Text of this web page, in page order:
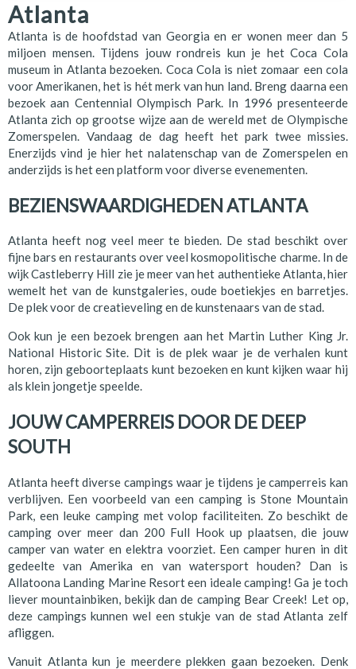
Atlanta
Atlanta is de hoofdstad van Georgia en er wonen meer dan 5
miljoen mensen. Tijdens jouw rondreis kun je het Coca Cola
museum in Atlanta bezoeken. Coca Cola is niet zomaar een cola
voor Amerikanen, het is hét merk van hun land. Breng daarna een
bezoek aan Centennial Olympisch Park. In 1996 presenteerde
Atlanta zich op grootse wijze aan de wereld met de Olympische
Zomerspelen. Vandaag de dag heeft het park twee missies.
Enerzijds vind je hier het nalatenschap van de Zomerspelen en
anderzijds is het een platform voor diverse evenementen.
BEZIENSWAARDIGHEDEN ATLANTA
Atlanta heeft nog veel meer te bieden. De stad beschikt over
fijne bars en restaurants over veel kosmopolitische charme. In de
wijk Castleberry Hill zie je meer van het authentieke Atlanta, hier
wemelt het van de kunstgaleries, oude boetiekjes en barretjes.
De plek voor de creatieveling en de kunstenaars van de stad.
Ook kun je een bezoek brengen aan het Martin Luther King Jr.
National Historic Site. Dit is de plek waar je de verhalen kunt
horen, zijn geboorteplaats kunt bezoeken en kunt kijken waar hij
als klein jongetje speelde.
JOUW CAMPERREIS DOOR DE DEEP
SOUTH
Atlanta heeft diverse campings waar je tijdens je camperreis kan
verblijven. Een voorbeeld van een camping is Stone Mountain
Park, een leuke camping met volop faciliteiten. Zo beschikt de
camping over meer dan 200 Full Hook up plaatsen, die jouw
camper van water en elektra voorziet. Een camper huren in dit
gedeelte van Amerika en van watersport houden? Dan is
Allatoona Landing Marine Resort een ideale camping! Ga je toch
liever mountainbiken, bekijk dan de camping Bear Creek! Let op,
deze campings kunnen wel een stukje van de stad Atlanta zelf
afliggen.
Vanuit Atlanta kun je meerdere plekken gaan bezoeken. Denk